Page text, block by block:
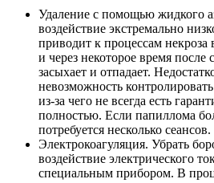
Удаление с помощью жидкого
воздействие экстремально
приводит к процессам некроза
и через некоторое время после
засыхает и отпадает.
невозможность
из-за чего не всегда есть
полностью. Если папиллома
потребуется несколько сеансов.
Электрокоагуляция. Убрать
воздействие электрического
специальным прибором. В